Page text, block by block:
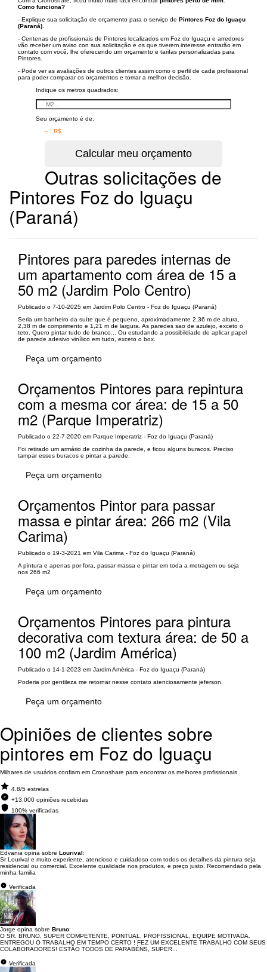
Como funciona?
- Explique sua solicitação de orçamento para o serviço de Pintores Foz do Iguaçu
(Paraná)
- Centenas de profissionais de Pintores localizados em Foz do Iguaçu e arredores
vão receber um aviso con sua solicitação e os que tiverem interesse entrarão em
contato com você, lhe oferecendo um orçamento e tarifas personalizadas para
Pintores.
- Pode ver as avaliações de outros clientes assim como o perfil de cada profissional
para poder comparar os orçamentos e tomar a melhor decisão.
Indique os metros quadrados:
Seu orçamento é de:
– R$
Outras solicitações de
Pintores Foz do Iguaçu
(Paraná)
Pintores para paredes internas de
um apartamento com área de 15 a
50 m2 (Jardim Polo Centro)
Publicado o 7-10-2025 em Jardim Polo Centro - Foz do Iguaçu (Paraná)
Seria um banheiro da suíte que é pequeno, aproximadamente 2,36 m de altura,
2,38 m de comprimento e 1,21 m de largura. As paredes sao de azulejo, exceto o
teto. Quero pintar tudo de branco... Ou estudando a possibildiade de aplicar papel
de parede adesivo vinílico em tudo, exceto o box.
Peça um orçamento
Orçamentos Pintores para repintura
com a mesma cor área: de 15 a 50
m2 (Parque Imperatriz)
Publicado o 22-7-2020 em Parque Imperatriz - Foz do Iguaçu (Paraná)
Foi retirado um armário de cozinha da parede, e ficou alguns buracos. Preciso
tampar esses buracos e pintar a parede.
Peça um orçamento
Orçamentos Pintor para passar
massa e pintar área: 266 m2 (Vila
Carima)
Publicado o 19-3-2021 em Vila Carima - Foz do Iguaçu (Paraná)
A pintura e apenas por fora, passar massa e pintar em toda a metragem ou seja
nos 266 m2
Peça um orçamento
Orçamentos Pintores para pintura
decorativa com textura área: de 50 a
100 m2 (Jardim América)
Publicado o 14-1-2023 em Jardim América - Foz do Iguaçu (Paraná)
Poderia por gentileza me retornar nesse contato atenciosamente jeferson.
Peça um orçamento
Opiniões de clientes sobre
pintores em Foz do Iguaçu
Milhares de usuários confiam em Cronoshare para encontrar os melhores profissionais
4.8/5 estrelas
+13.000 opiniões recebidas
100% verificadas
Edvania opina sobre Lourival:
Sr Lourival e muito experiente, atencioso e cuidadoso com todos os detalhes da pintura seja
residencial ou comercial. Excelente qualidade nos produtos, e preço justo. Recomendado pela
minha familia
Verificada
Jorge opina sobre Bruno:
O SR. BRUNO, SUPER COMPETENTE, PONTUAL, PROFISSIONAL, EQUIPE MOTIVADA.
ENTREGOU O TRABALHO EM TEMPO CERTO ! FEZ UM EXCELENTE TRABALHO COM SEUS
COLABORADORES! ESTÃO TODOS DE PARABÉNS, SUPER...
Verificada